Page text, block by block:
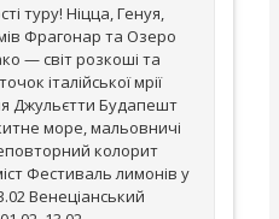
туру! Ніцца, Генуя,
Фрагонар та Озеро
— світ розкоші та
італійської мрії
Джульєтти Будапешт
море, мальовничі
колорит
Фестиваль лимонів у
Венеціанський